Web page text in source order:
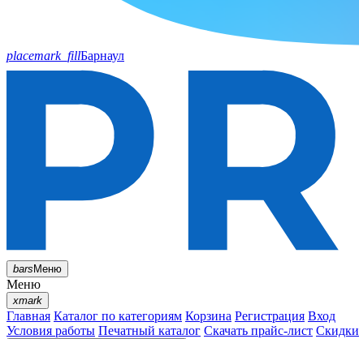
placemark_fillБарнаул
barsМеню
Меню
xmark
Главная Каталог по категориям Корзина Регистрация Вход
Условия работы Печатный каталог Скачать прайс-лист Скидки